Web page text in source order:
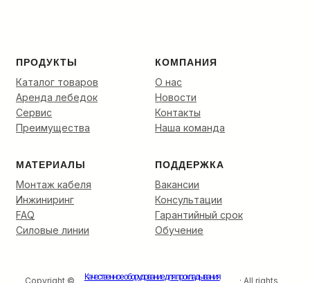
ПРОДУКТЫ
Каталог товаров
Аренда лебедок
Сервис
Преимущества
КОМПАНИЯ
О нас
Новости
Контакты
Наша команда
МАТЕРИАЛЫ
Монтаж кабеля
Инжиниринг
FAQ
Силовые линии
ПОДДЕРЖКА
Вакансии
Консультации
Гарантийный срок
Обучение
Copyright ©
Качественное оборудование для прокладывания
· All rights